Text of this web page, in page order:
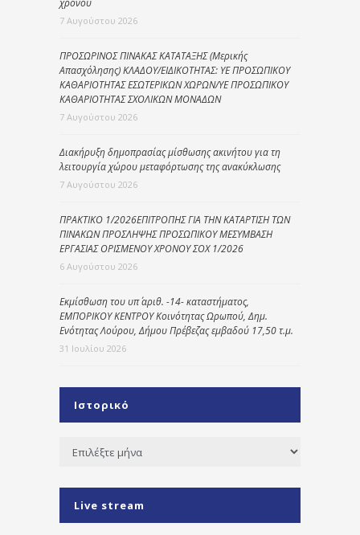
7 Αυγούστου 2026
ΠΡΟΣΩΡΙΝΟΣ ΠΙΝΑΚΑΣ ΚΑΤΑΤΑΞΗΣ (Μερικής
Απασχόλησης) ΚΛΑΔΟΥ/ΕΙΔΙΚΟΤΗΤΑΣ: ΥΕ ΠΡΟΣΩΠΙΚΟΥ
ΚΑΘΑΡΙΟΤΗΤΑΣ ΕΣΩΤΕΡΙΚΩΝ ΧΩΡΩΝ/ΥΕ ΠΡΟΣΩΠΙΚΟΥ
ΚΑΘΑΡΙΟΤΗΤΑΣ ΣΧΟΛΙΚΩΝ ΜΟΝΑΔΩΝ
7 Αυγούστου 2026
Διακήρυξη δημοπρασίας μίσθωσης ακινήτου για τη
λειτουργία χώρου μεταφόρτωσης της ανακύκλωσης
7 Αυγούστου 2026
ΠΡΑΚΤΙΚΟ 1/2026ΕΠΙΤΡΟΠΗΣ ΓΙΑ ΤΗΝ ΚΑΤΑΡΤΙΣΗ ΤΩΝ
ΠΙΝΑΚΩΝ ΠΡΟΣΛΗΨΗΣ ΠΡΟΣΩΠΙΚΟΥ ΜΕΣΥΜΒΑΣΗ
ΕΡΓΑΣΙΑΣ ΟΡΙΣΜΕΝΟΥ ΧΡΟΝΟΥ ΣΟΧ 1/2026
6 Αυγούστου 2026
Εκμίσθωση του υπ΄ αριθ. -14- καταστήματος,
ΕΜΠΟΡΙΚΟΥ ΚΕΝΤΡΟΥ Κοινότητας Ωρωπού, Δημ.
Ενότητας Λούρου, Δήμου Πρέβεζας εμβαδού 17,50 τ.μ.
31 Ιουλίου 2026
Ιστορικό
Ιστορικό
Live stream